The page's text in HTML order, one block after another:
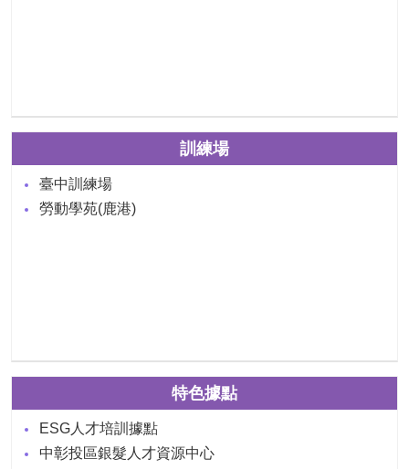
訓練場
臺中訓練場
勞動學苑(鹿港)
特色據點
ESG人才培訓據點
中彰投區銀髮人才資源中心